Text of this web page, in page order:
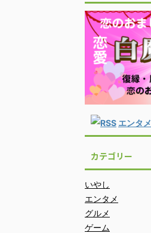
エンタメ
カテゴリー
いやし
エンタメ
グルメ
ゲーム